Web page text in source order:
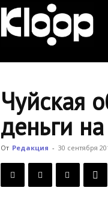
Чуйская
деньги
От Редакция - 30 сентября